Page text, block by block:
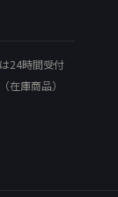
24時間受付
在庫商品）